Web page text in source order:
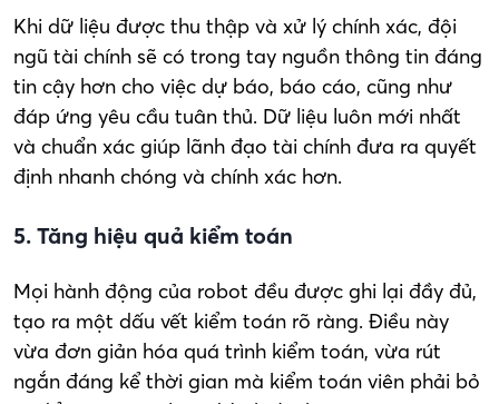
Khi dữ liệu được thu thập và xử lý chính xác, đội
ngũ tài chính sẽ có trong tay nguồn thông tin đáng
tin cậy hơn cho việc dự báo, báo cáo, cũng như
đáp ứng yêu cầu tuân thủ. Dữ liệu luôn mới nhất
và chuẩn xác giúp lãnh đạo tài chính đưa ra quyết
định nhanh chóng và chính xác hơn.
5. Tăng hiệu quả kiểm toán
Mọi hành động của robot đều được ghi lại đầy đủ,
tạo ra một dấu vết kiểm toán rõ ràng. Điều này
vừa đơn giản hóa quá trình kiểm toán, vừa rút
ngắn đáng kể thời gian mà kiểm toán viên phải bỏ